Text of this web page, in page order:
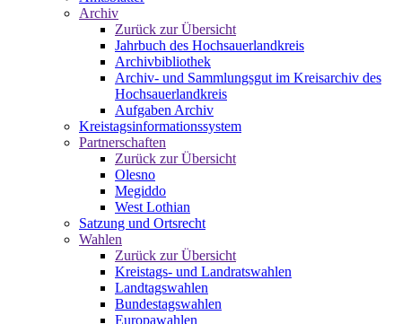
Archiv
Zurück zur Übersicht
Jahrbuch des Hochsauerlandkreis
Archivbibliothek
Archiv- und Sammlungsgut im Kreisarchiv des
Hochsauerlandkreis
Aufgaben Archiv
Kreistagsinformationssystem
Partnerschaften
Zurück zur Übersicht
Olesno
Megiddo
West Lothian
Satzung und Ortsrecht
Wahlen
Zurück zur Übersicht
Kreistags- und Landratswahlen
Landtagswahlen
Bundestagswahlen
Europawahlen